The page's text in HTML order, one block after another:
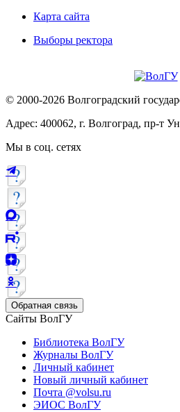
Карта сайта
Выборы ректора
© 2000-2026 Волгоградский
Адрес: 400062, г. Волгоград, пр-т
Мы в соц. сетях
Обратная связь
Сайты ВолГУ
Библиотека ВолГУ
Журналы ВолГУ
Личный кабинет
Новый личный кабинет
Почта @volsu.ru
ЭИОС ВолГУ